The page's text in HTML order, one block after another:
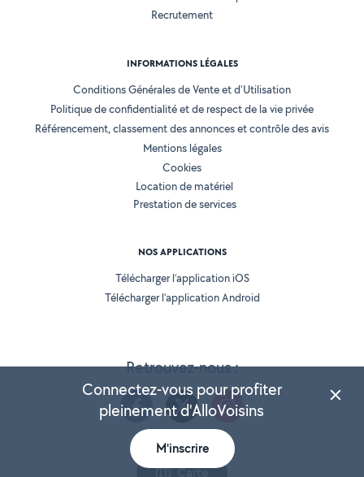
Carte
Retrouvez-nous :
Recrutement
INFORMATIONS LÉGALES
Conditions Générales de Vente et d'Utilisation
Politique de confidentialité et de respect de la vie privée
Référencement, classement des annonces et contrôle des avis
Mentions légales
Cookies
Location de matériel
Prestation de services
NOS APPLICATIONS
Télécharger l’application iOS
Télécharger l’application Android
Connectez-vous pour profiter
pleinement d'AlloVoisins
M'inscrire